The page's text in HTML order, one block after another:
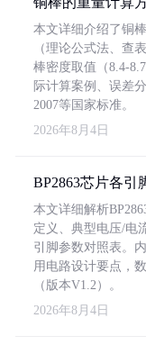
本文详细介绍了铜
（理论公式法、查
棒密度取值（8.4-
际计算案例、误差
2007等国家标准。
2026年8月4日
BP2863芯片各引
本文详细解析
定义、典型电压/电
引脚参数对照表。
用电路设计要点，
（版本V1.2）。
2026年8月4日